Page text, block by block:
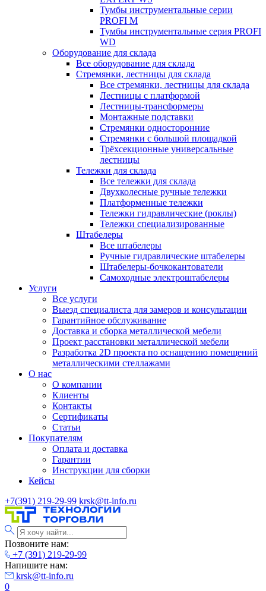
Тумбы инструментальные серии
PROFI M
Тумбы инструментальные серия PROFI
WD
Оборудование для склада
Все оборудование для склада
Стремянки, лестницы для склада
Все стремянки, лестницы для склада
Лестницы с платформой
Лестницы-трансформеры
Монтажные подставки
Стремянки односторонние
Стремянки с большой площадкой
Трёхсекционные универсальные
лестницы
Тележки для склада
Все тележки для склада
Двухколесные ручные тележки
Платформенные тележки
Тележки гидравлические (роклы)
Тележки специализированные
Штабелеры
Все штабелеры
Ручные гидравлические штабелеры
Штабелеры-бочкокантователи
Самоходные электроштабелеры
Услуги
Все услуги
Выезд специалиста для замеров и консультации
Гарантийное обслуживание
Доставка и сборка металлической мебели
Проект расстановки металлической мебели
Разработка 2D проекта по оснащению помещений
металлическими стеллажами
О нас
О компании
Клиенты
Контакты
Сертификаты
Статьи
Покупателям
Оплата и доставка
Гарантии
Инструкции для сборки
Кейсы
+7(391) 219-29-99 krsk@tt-info.ru
Позвоните нам:
+7 (391) 219-29-99
Напишите нам:
krsk@tt-info.ru
0